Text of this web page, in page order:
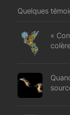
Quelques
«